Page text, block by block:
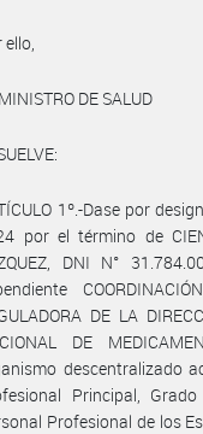
ello,
DE SALUD
1º.-Dase por
por el término de
DNI N°
DE LA
DE
descentralizado
Principal,
Profesional de los